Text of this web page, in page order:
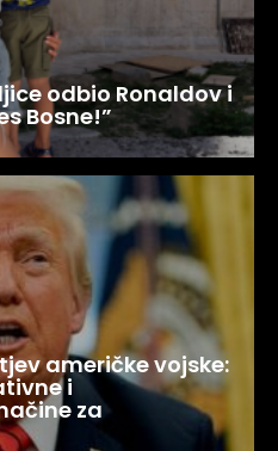
odbio Ronaldov i
Bosne!”
američke vojske:
i
za